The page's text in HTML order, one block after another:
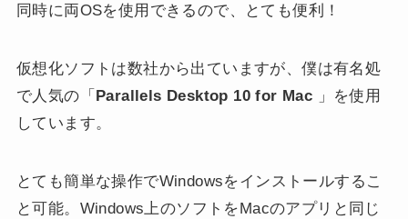
同時に両OSを使用できるので、とても便利！
仮想化ソフトは数社から出ていますが、僕は有名処
で人気の「 Parallels Desktop 10 for Mac 」を使用
しています。
とても簡単な操作でWindowsをインストールするこ
と可能。Windows上のソフトをMacのアプリと同じ